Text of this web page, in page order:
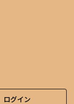
ログイン